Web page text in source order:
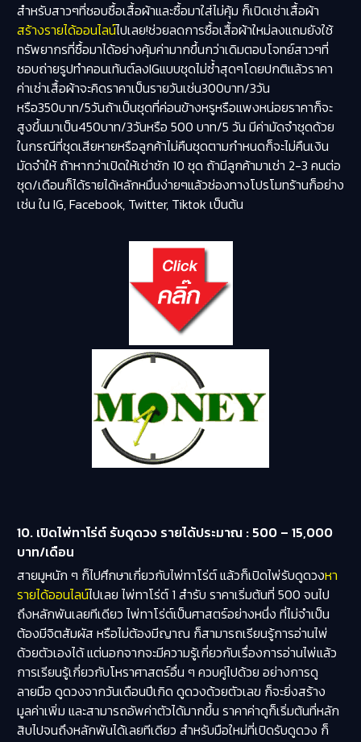
สำหรับสาวๆที่ชอบซื้อเสื้อผ้าและซื้อมาใส่ไม่คุ้ม ก็เปิดเช่าเสื้อผ้า
สร้างรายได้ออนไลน์ไปเลย!ช่วยลดการซื้อเสื้อผ้าใหม่ลงแถมยังใช้
ทรัพยากรที่ซื้อมาได้อย่างคุ้มค่ามากขึ้นกว่าเดิมตอบโจทย์สาวๆที่
ชอบถ่ายรูปทำคอนเท้นต์ลงIGแบบชุดไม่ซ้ำสุดๆโดยปกติแล้วราคา
ค่าเช่าเสื้อผ้าจะคิดราคาเป็นรายวันเช่น300บาท/3วัน
หรือ350บาท/5วันถ้าเป็นชุดที่ค่อนข้างหรูหรือแพงหน่อยราคาก็จะ
สูงขึ้นมาเป็น450บาท/3วันหรือ 500 บาท/5 วัน มีค่ามัดจำชุดด้วย
ในกรณีที่ชุดเสียหายหรือลูกค้าไม่คืนชุดตามกำหนดก็จะไม่คืนเงิน
มัดจำให้ ถ้าหากว่าเปิดให้เช่าซัก 10 ชุด ถ้ามีลูกค้ามาเช่า 2-3 คนต่อ
ชุด/เดือนก็ได้รายได้หลักหมื่นง่ายๆแล้วช่องทางโปรโมทร้านก็อย่าง
เช่น ใน IG, Facebook, Twitter, Tiktok เป็นต้น
10. เปิดไพ่ทาโร่ต์ รับดูดวง รายได้ประมาณ : 500 – 15,000
บาท/เดือน
สายมูหนัก ๆ ก็ไปศึกษาเกี่ยวกับไพ่ทาโร่ต์ แล้วก็เปิดไพ่รับดูดวงหา
รายได้ออนไลน์ไปเลย ไพ่ทาโร่ต์ 1 สำรับ ราคาเริ่มต้นที่ 500 จนไป
ถึงหลักพันเลยทีเดียว ไพ่ทาโร่ต์เป็นศาสตร์อย่างหนึ่ง ที่ไม่จำเป็น
ต้องมีจิตสัมผัส หรือไม่ต้องมีญาณ ก็สามารถเรียนรู้การอ่านไพ่
ด้วยตัวเองได้ แต่นอกจากจะมีความรู้เกี่ยวกับเรื่องการอ่านไพ่แล้ว
การเรียนรู้เกี่ยวกับโหราศาสตร์อื่น ๆ ควบคู่ไปด้วย อย่างการดู
ลายมือ ดูดวงจากวันเดือนปีเกิด ดูดวงด้วยตัวเลข ก็จะยิ่งสร้าง
มูลค่าเพิ่ม และสามารถอัพค่าตัวได้มากขึ้น ราคาค่าดูก็เริ่มต้นที่หลัก
สิบไปจนถึงหลักพันได้เลยทีเดียว สำหรับมือใหม่ที่เปิดรับดูดวง ก็